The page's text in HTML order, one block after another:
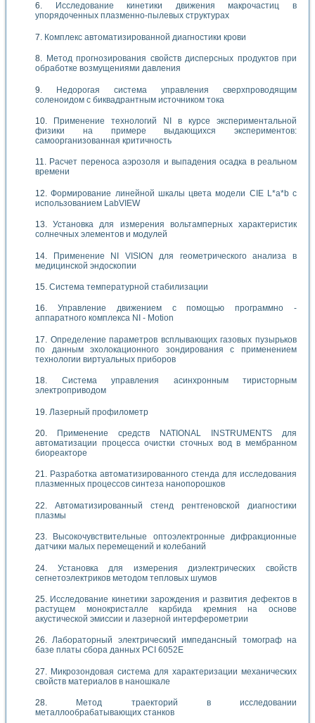
Исследование кинетики движения макрочастиц в
упорядоченных плазменно-пылевых структурах
Комплекс автоматизированной диагностики крови
Метод прогнозирования свойств дисперсных продуктов при
обработке возмущениями давления
Недорогая система управления сверхпроводящим
соленоидом с биквадрантным источником тока
Применение технологий NI в курсе экспериментальной
физики на примере выдающихся экспериментов:
самоорганизованная критичность
Расчет переноса аэрозоля и выпадения осадка в реальном
времени
Формирование линейной шкалы цвета модели CIE L*a*b с
использованием LabVIEW
Установка для измерения вольтамперных характеристик
солнечных элементов и модулей
Применение NI VISION для геометрического анализа в
медицинской эндоскопии
Система температурной стабилизации
Управление движением с помощью программно -
аппаратного комплекса NI - Motion
Определение параметров всплывающих газовых пузырьков
по данным эхолокационного зондирования с применением
технологии виртуальных приборов
Система управления асинхронным тиристорным
электроприводом
Лазерный профилометр
Применение средств NATIONAL INSTRUMENTS для
автоматизации процесса очистки сточных вод в мембранном
биореакторе
Разработка автоматизированного стенда для исследования
плазменных процессов синтеза нанопорошков
Автоматизированный стенд рентгеновской диагностики
плазмы
Высокочувствительные оптоэлектронные дифракционные
датчики малых перемещений и колебаний
Установка для измерения диэлектрических свойств
сегнетоэлектриков методом тепловых шумов
Исследование кинетики зарождения и развития дефектов в
растущем монокристалле карбида кремния на основе
акустической эмиссии и лазерной интерферометрии
Лабораторный электрический импедансный томограф на
базе платы сбора данных PCI 6052E
Микрозондовая система для характеризации механических
свойств материалов в наношкале
Метод траекторий в исследовании
металлообрабатывающих станков